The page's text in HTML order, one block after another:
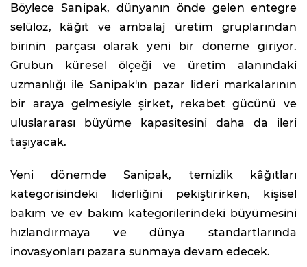
Böylece Sanipak, dünyanın önde gelen entegre
selüloz, kâğıt ve ambalaj üretim gruplarından
birinin parçası olarak yeni bir döneme giriyor.
Grubun küresel ölçeği ve üretim alanındaki
uzmanlığı ile Sanipak'ın pazar lideri markalarının
bir araya gelmesiyle şirket, rekabet gücünü ve
uluslararası büyüme kapasitesini daha da ileri
taşıyacak.
Yeni dönemde Sanipak, temizlik kâğıtları
kategorisindeki liderliğini pekiştirirken, kişisel
bakım ve ev bakım kategorilerindeki büyümesini
hızlandırmaya ve dünya standartlarında
inovasyonları pazara sunmaya devam edecek.